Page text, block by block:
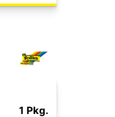
1 Pkg.